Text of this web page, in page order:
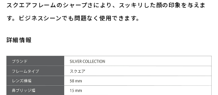
スクエアフレームのシャープさにより、スッキリした顔の印象を与えま
す。ビジネスシーンでも問題なく使用できます。
詳細情報